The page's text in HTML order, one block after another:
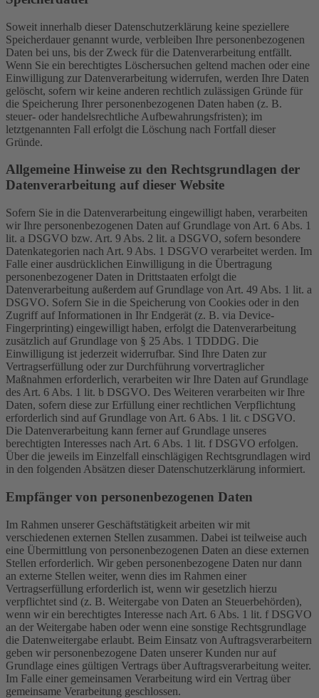
Soweit innerhalb dieser Datenschutzerklärung keine speziellere
Speicherdauer genannt wurde, verbleiben Ihre personenbezogenen
Daten bei uns, bis der Zweck für die Datenverarbeitung entfällt.
Wenn Sie ein berechtigtes Löschersuchen geltend machen oder eine
Einwilligung zur Datenverarbeitung widerrufen, werden Ihre Daten
gelöscht, sofern wir keine anderen rechtlich zulässigen Gründe für
die Speicherung Ihrer personenbezogenen Daten haben (z. B.
steuer- oder handelsrechtliche Aufbewahrungsfristen); im
letztgenannten Fall erfolgt die Löschung nach Fortfall dieser
Gründe.
Allgemeine Hinweise zu den Rechtsgrundlagen der
Datenverarbeitung auf dieser Website
Sofern Sie in die Datenverarbeitung eingewilligt haben, verarbeiten
wir Ihre personenbezogenen Daten auf Grundlage von Art. 6 Abs. 1
lit. a DSGVO bzw. Art. 9 Abs. 2 lit. a DSGVO, sofern besondere
Datenkategorien nach Art. 9 Abs. 1 DSGVO verarbeitet werden. Im
Falle einer ausdrücklichen Einwilligung in die Übertragung
personenbezogener Daten in Drittstaaten erfolgt die
Datenverarbeitung außerdem auf Grundlage von Art. 49 Abs. 1 lit. a
DSGVO. Sofern Sie in die Speicherung von Cookies oder in den
Zugriff auf Informationen in Ihr Endgerät (z. B. via Device-
Fingerprinting) eingewilligt haben, erfolgt die Datenverarbeitung
zusätzlich auf Grundlage von § 25 Abs. 1 TDDDG. Die
Einwilligung ist jederzeit widerrufbar. Sind Ihre Daten zur
Vertragserfüllung oder zur Durchführung vorvertraglicher
Maßnahmen erforderlich, verarbeiten wir Ihre Daten auf Grundlage
des Art. 6 Abs. 1 lit. b DSGVO. Des Weiteren verarbeiten wir Ihre
Daten, sofern diese zur Erfüllung einer rechtlichen Verpflichtung
erforderlich sind auf Grundlage von Art. 6 Abs. 1 lit. c DSGVO.
Die Datenverarbeitung kann ferner auf Grundlage unseres
berechtigten Interesses nach Art. 6 Abs. 1 lit. f DSGVO erfolgen.
Über die jeweils im Einzelfall einschlägigen Rechtsgrundlagen wird
in den folgenden Absätzen dieser Datenschutzerklärung informiert.
Empfänger von personenbezogenen Daten
Im Rahmen unserer Geschäftstätigkeit arbeiten wir mit
verschiedenen externen Stellen zusammen. Dabei ist teilweise auch
eine Übermittlung von personenbezogenen Daten an diese externen
Stellen erforderlich. Wir geben personenbezogene Daten nur dann
an externe Stellen weiter, wenn dies im Rahmen einer
Vertragserfüllung erforderlich ist, wenn wir gesetzlich hierzu
verpflichtet sind (z. B. Weitergabe von Daten an Steuerbehörden),
wenn wir ein berechtigtes Interesse nach Art. 6 Abs. 1 lit. f DSGVO
an der Weitergabe haben oder wenn eine sonstige Rechtsgrundlage
die Datenweitergabe erlaubt. Beim Einsatz von Auftragsverarbeitern
geben wir personenbezogene Daten unserer Kunden nur auf
Grundlage eines gültigen Vertrags über Auftragsverarbeitung weiter.
Im Falle einer gemeinsamen Verarbeitung wird ein Vertrag über
gemeinsame Verarbeitung geschlossen.